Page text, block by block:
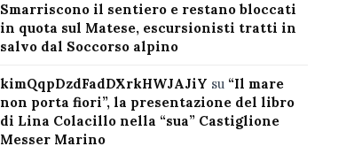
Smarriscono il sentiero e restano bloccati
in quota sul Matese, escursionisti tratti in
salvo dal Soccorso alpino
kimQqpDzdFadDXrkHWJAJiY su “Il mare
non porta fiori”, la presentazione del libro
di Lina Colacillo nella “sua” Castiglione
Messer Marino